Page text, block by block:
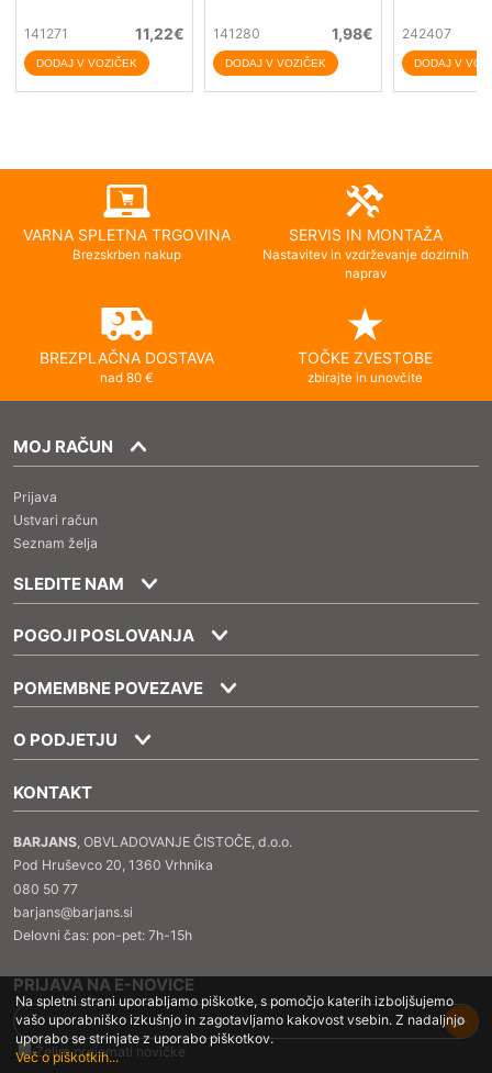
141271 11,22€ 141280 1,98€ 242407
VARNA SPLETNA TRGOVINA
Brezskrben nakup
SERVIS IN MONTAŽA
Nastavitev in vzdrževanje dozirnih
naprav
BREZPLAČNA DOSTAVA
nad 80 €
TOČKE ZVESTOBE
zbirajte in unovčite
MOJ RAČUN
Prijava
Ustvari račun
Seznam želja
SLEDITE NAM
POGOJI POSLOVANJA
POMEMBNE POVEZAVE
O PODJETJU
KONTAKT
BARJANS, OBVLADOVANJE ČISTOČE, d.o.o.
Pod Hruševco 20, 1360 Vrhnika
080 50 77
barjans@barjans.si
Delovni čas: pon-pet: 7h-15h
PRIJAVA NA E-NOVICE
Želim prejemati novičke
Na spletni strani uporabljamo piškotke, s pomočjo katerih izboljšujemo
vašo uporabniško izkušnjo in zagotavljamo kakovost vsebin. Z nadaljnjo
uporabo se strinjate z uporabo piškotkov.
Več o piškotkih...